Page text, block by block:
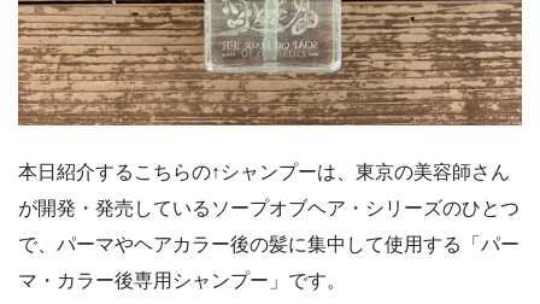
本日紹介するこちらの↑シャンプーは、東京の美容師さん
が開発・発売しているソープオブヘア・シリーズのひとつ
で、パーマやヘアカラー後の髪に集中して使用する「パー
マ・カラー後専用シャンプー」です。